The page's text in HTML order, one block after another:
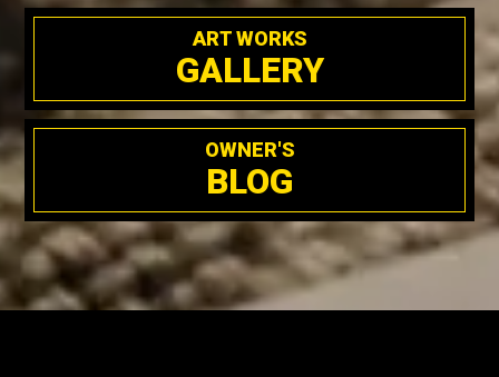
ART WORKS
GALLERY
OWNER'S
BLOG